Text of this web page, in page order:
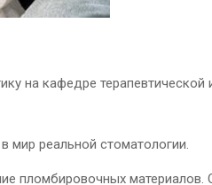
на кафедре терапевтической
мир реальной стоматологии.
пломбировочных материалов.